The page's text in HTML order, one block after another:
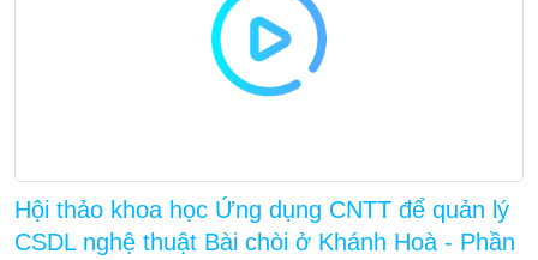
Hội thảo khoa học Ứng dụng CNTT để quản lý
CSDL nghệ thuật Bài chòi ở Khánh Hoà - Phần